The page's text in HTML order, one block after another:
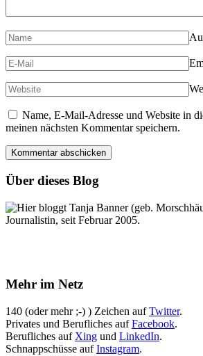
Name, E-Mail-Adresse und Website in
meinen nächsten Kommentar speichern.
Über dieses Blog
Hier bloggt Tanja Banner (geb.
Journalistin, seit Februar 2005.
Mehr im Netz
140 (oder mehr ;-) ) Zeichen aufTwitter.
Privates und Berufliches aufFacebook.
Berufliches auf Xing und LinkedIn.
Schnappschüsse aufInstagram.